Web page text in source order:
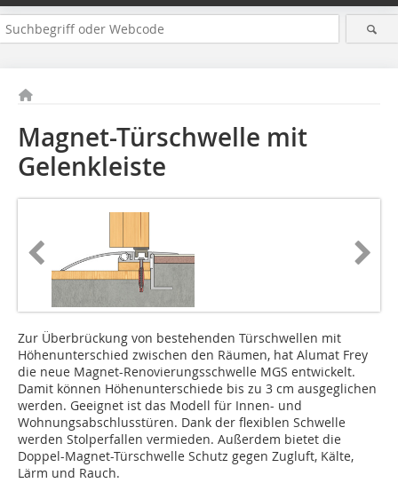
Magnet-Türschwelle mit
Gelenkleiste
Zur Überbrückung von bestehenden Türschwel­len mit
Höhenunterschied zwischen den ­Räumen, hat Alumat Frey
die neue Magnet-Renovierungsschwelle MGS entwickelt.
Damit können Höhenunterschiede bis zu 3 cm ausgeglichen
werden. Geeignet ist das Modell für Innen- und
Wohnungsabschlusstüren. Dank der flexiblen Schwelle
werden Stolperfallen vermieden. Außerdem bietet die
Doppel-Magnet-Türschwelle Schutz gegen Zugluft, Kälte,
Lärm und Rauch.